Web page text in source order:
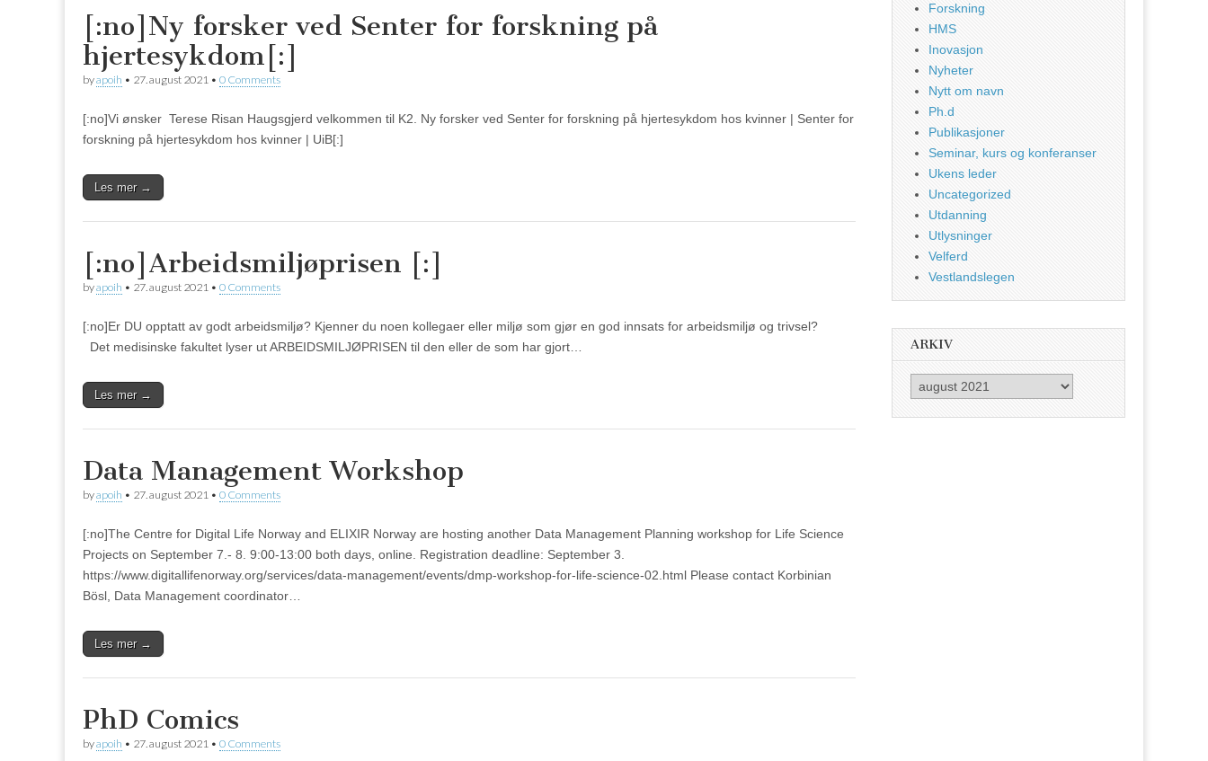
[:no]Ny forsker ved Senter for forskning på
hjertesykdom[:]
byapoih • 27. august 2021 • 0 Comments
[:no]Vi ønsker Terese Risan Haugsgjerd velkommen til K2. Ny forsker ved Senter for forskning på hjertesykdom hos kvinner | Senter for
forskning på hjertesykdom hos kvinner | UiB[:]
Les mer →
[:no]Arbeidsmiljøprisen [:]
byapoih • 27. august 2021 • 0 Comments
[:no]Er DU opptatt av godt arbeidsmiljø? Kjenner du noen kollegaer eller miljø som gjør en god innsats for arbeidsmiljø og trivsel?
Det medisinske fakultet lyser ut ARBEIDSMILJØPRISEN til den eller de som har gjort…
Les mer →
Data Management Workshop
byapoih • 27. august 2021 • 0 Comments
[:no]The Centre for Digital Life Norway and ELIXIR Norway are hosting another Data Management Planning workshop for Life Science
Projects on September 7.- 8. 9:00-13:00 both days, online. Registration deadline: September 3.
https://www.digitallifenorway.org/services/data-management/events/dmp-workshop-for-life-science-02.html Please contact Korbinian
Bösl, Data Management coordinator…
Les mer →
PhD Comics
byapoih • 27. august 2021 • 0 Comments
Forskning
HMS
Inovasjon
Nyheter
Nytt om navn
Ph.d
Publikasjoner
Seminar, kurs og konferanser
Ukens leder
Uncategorized
Utdanning
Utlysninger
Velferd
Vestlandslegen
ARKIV